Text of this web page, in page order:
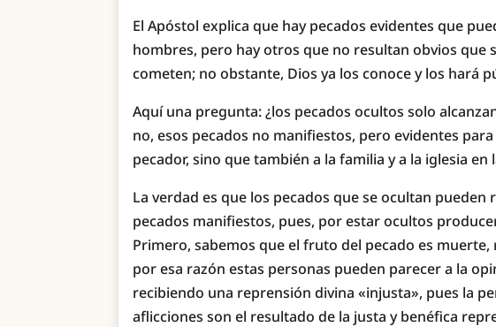
El Apóstol explica que hay pecados evidentes que
hombres, pero hay otros que no resultan obvios que
cometen; no obstante, Dios ya los conoce y los hará
Aquí una pregunta: ¿los pecados ocultos solo
no, esos pecados no manifiestos, pero evidentes
pecador, sino que también a la familia y a la iglesia
La verdad es que los pecados que se ocultan
pecados manifiestos, pues, por estar ocultos
Primero, sabemos que el fruto del pecado es
por esa razón estas personas pueden parecer a la
recibiendo una reprensión divina «injusta», pues la
aflicciones son el resultado de la justa y benéfica